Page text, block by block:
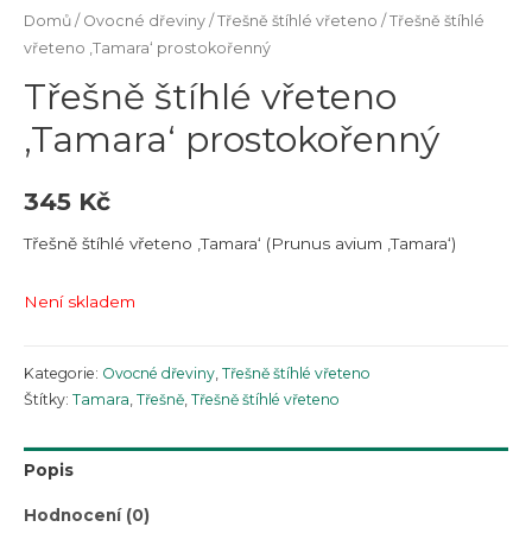
Domů / Ovocné dřeviny /Třešně štíhlé vřeteno / Třešně štíhlé
vřeteno ‚Tamara‘ prostokořenný
Třešně štíhlé vřeteno
‚Tamara‘ prostokořenný
345 Kč
Třešně štíhlé vřeteno ‚Tamara‘ (Prunus avium ‚Tamara‘)
Není skladem
Kategorie: Ovocné dřeviny, Třešně štíhlé vřeteno
Štítky: Tamara, Třešně, Třešně štíhlé vřeteno
Popis
Hodnocení (0)